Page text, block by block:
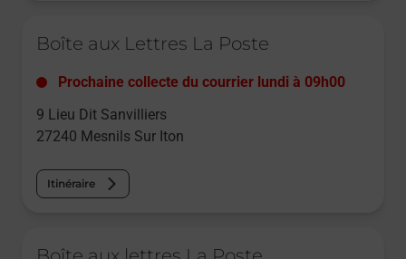
Boîte aux Lettres La Poste
Prochaine collecte du courrier lundi à 09h00
9 Lieu Dit Sanvilliers
27240 Mesnils Sur Iton
Itinéraire